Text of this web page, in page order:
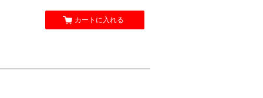
カートに入れる